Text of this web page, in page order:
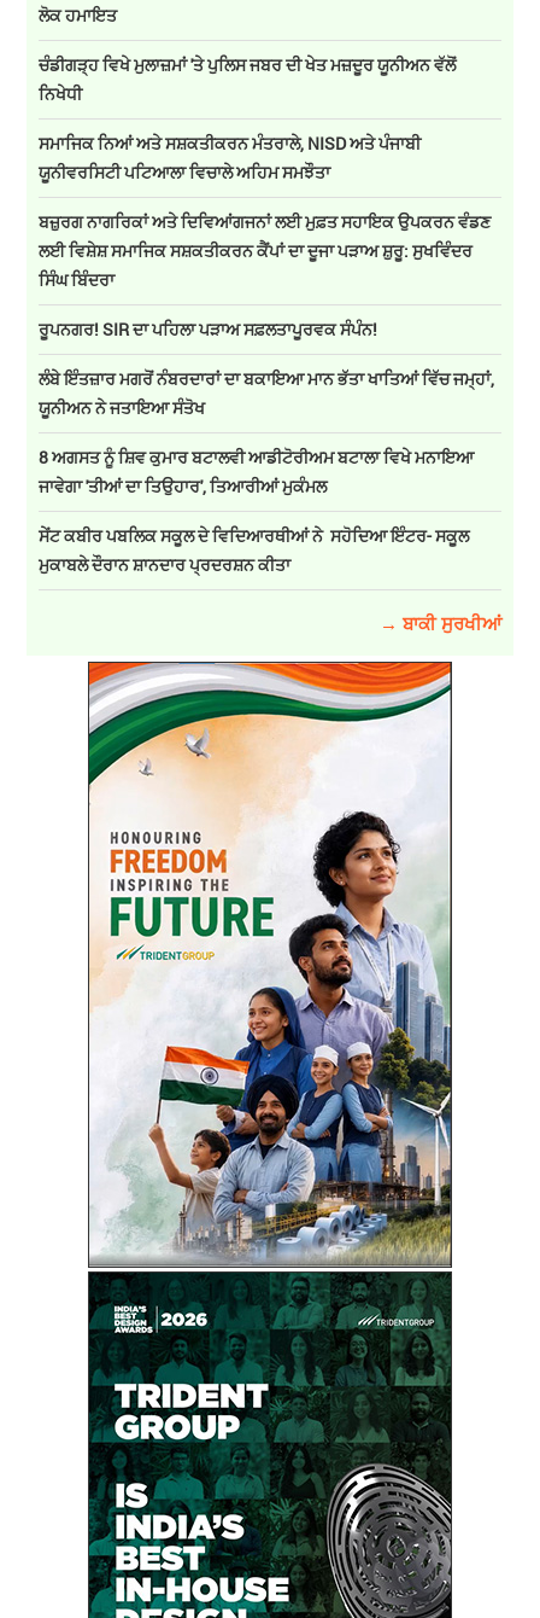
ਲੋਕ ਹਮਾਇਤ
ਚੰਡੀਗੜ੍ਹ ਵਿਖੇ ਮੁਲਾਜ਼ਮਾਂ 'ਤੇ ਪੁਲਿਸ ਜਬਰ ਦੀ ਖੇਤ ਮਜ਼ਦੂਰ ਯੂਨੀਅਨ ਵੱਲੋਂ
ਨਿਖੇਧੀ
ਸਮਾਜਿਕ ਨਿਆਂ ਅਤੇ ਸਸ਼ਕਤੀਕਰਨ ਮੰਤਰਾਲੇ, NISD ਅਤੇ ਪੰਜਾਬੀ
ਯੂਨੀਵਰਸਿਟੀ ਪਟਿਆਲਾ ਵਿਚਾਲੇ ਅਹਿਮ ਸਮਝੌਤਾ
ਬਜ਼ੁਰਗ ਨਾਗਰਿਕਾਂ ਅਤੇ ਦਿਵਿਆਂਗਜਨਾਂ ਲਈ ਮੁਫ਼ਤ ਸਹਾਇਕ ਉਪਕਰਨ ਵੰਡਣ
ਲਈ ਵਿਸ਼ੇਸ਼ ਸਮਾਜਿਕ ਸਸ਼ਕਤੀਕਰਨ ਕੈਂਪਾਂ ਦਾ ਦੂਜਾ ਪੜਾਅ ਸ਼ੁਰੂ: ਸੁਖਵਿੰਦਰ
ਸਿੰਘ ਬਿੰਦਰਾ
ਰੂਪਨਗਰ! SIR ਦਾ ਪਹਿਲਾ ਪੜਾਅ ਸਫ਼ਲਤਾਪੂਰਵਕ ਸੰਪੰਨ!
ਲੰਬੇ ਇੰਤਜ਼ਾਰ ਮਗਰੋਂ ਨੰਬਰਦਾਰਾਂ ਦਾ ਬਕਾਇਆ ਮਾਨ ਭੱਤਾ ਖਾਤਿਆਂ ਵਿੱਚ ਜਮ੍ਹਾਂ,
ਯੂਨੀਅਨ ਨੇ ਜਤਾਇਆ ਸੰਤੋਖ
8 ਅਗਸਤ ਨੂੰ ਸ਼ਿਵ ਕੁਮਾਰ ਬਟਾਲਵੀ ਆਡੀਟੋਰੀਅਮ ਬਟਾਲਾ ਵਿਖੇ ਮਨਾਇਆ
ਜਾਵੇਗਾ 'ਤੀਆਂ ਦਾ ਤਿਉਹਾਰ', ਤਿਆਰੀਆਂ ਮੁਕੰਮਲ
ਸੇਂਟ ਕਬੀਰ ਪਬਲਿਕ ਸਕੂਲ ਦੇ ਵਿਦਿਆਰਥੀਆਂ ਨੇ ਸਹੋਦਿਆ ਇੰਟਰ- ਸਕੂਲ
ਮੁਕਾਬਲੇ ਦੌਰਾਨ ਸ਼ਾਨਦਾਰ ਪ੍ਰਦਰਸ਼ਨ ਕੀਤਾ
→ ਬਾਕੀ ਸੁਰਖੀਆਂ